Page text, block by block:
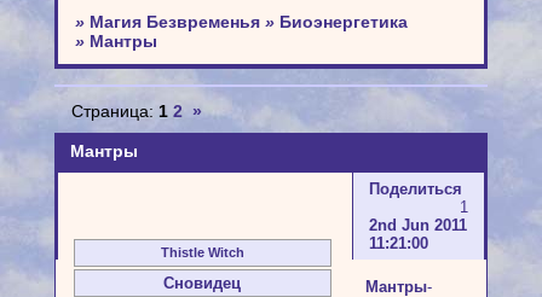
» Магия Безвременья » Биоэнергетика
» Мантры
Мантры
Страница: 1 2 »
Поделиться
1
2nd Jun 2011
11:21:00
Thistle Witch
Сновидец Мантры-